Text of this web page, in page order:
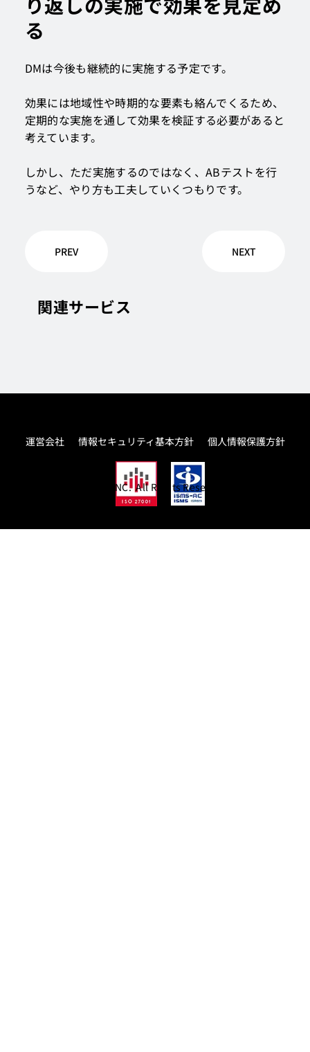
る
DMは今後も継続的に実施する予定です。
効果には地域性や時期的な要素も絡んでくるため、
定期的な実施を通して効果を検証する必要があると
考えています。
しかし、ただ実施するのではなく、ABテストを行
うなど、やり方も工夫していくつもりです。
NEXT
PREV
関連サービス
運営会社 情報セキュリティ基本方針 個人情報保護方針
© THROUGH PASS,INC. All Rights Reserved.